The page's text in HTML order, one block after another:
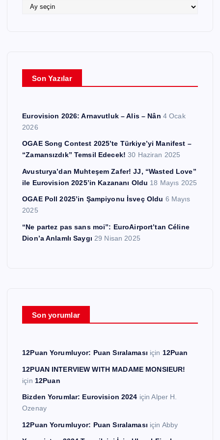
Son Yazılar
Eurovision 2026: Arnavutluk – Alis – Nân 4 Ocak
2026
OGAE Song Contest 2025’te Türkiye’yi Manifest –
“Zamansızdık” Temsil Edecek! 30 Haziran 2025
Avusturya’dan Muhteşem Zafer! JJ, “Wasted Love”
ile Eurovision 2025’in Kazananı Oldu 18 Mayıs 2025
OGAE Poll 2025’in Şampiyonu İsveç Oldu 6 Mayıs
2025
“Ne partez pas sans moi”: EuroAirport’tan Céline
Dion’a Anlamlı Saygı 29 Nisan 2025
Son yorumlar
12Puan Yorumluyor: Puan Sıralaması için 12Puan
12PUAN INTERVIEW WITH MADAME MONSIEUR!
için 12Puan
Bizden Yorumlar: Eurovision 2024 içinAlper H.
Ozenay
12Puan Yorumluyor: Puan Sıralaması için Abby